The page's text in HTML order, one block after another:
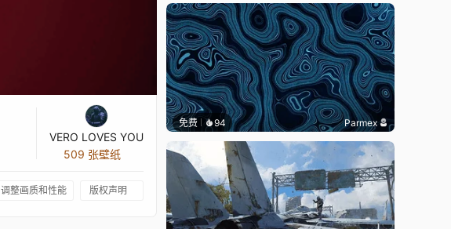
VERO LOVES YOU
509 张壁纸
调整画质和性能 版权声明
免费 94 Parmex